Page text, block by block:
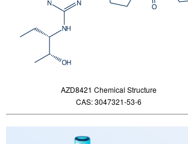
AZD8421 Chemical Structure
CAS: 3047321-53-6